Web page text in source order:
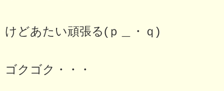
けどあたい頑張る(ｐ＿・ｑ)
ゴクゴク・・・